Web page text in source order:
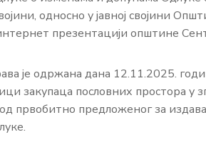
односно у јавној својини
презентацији општине
је одржана дана 12.11.2025.
закупаца пословних простора
првобитно предложеног за